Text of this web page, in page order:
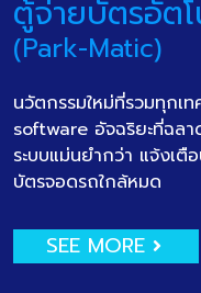
ตู้จ่ายบัตรอัต
(Park-Matic)
นวัตกรรมใหม่ที่รวมทุกเ
software อัจฉริยะที่ฉล
ระบบแม่นยำกว่า แจ้งเ
บัตรจอดรถใกล้หมด
SEE MORE